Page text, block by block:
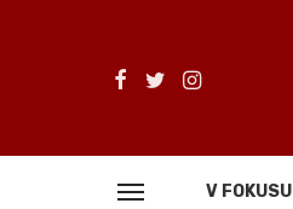
V FOKUSU